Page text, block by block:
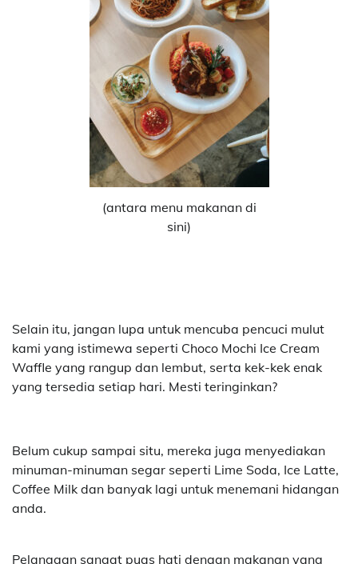
(antara menu makanan di
sini)
Selain itu, jangan lupa untuk mencuba pencuci mulut
kami yang istimewa seperti Choco Mochi Ice Cream
Waffle yang rangup dan lembut, serta kek-kek enak
yang tersedia setiap hari. Mesti teringinkan?
Belum cukup sampai situ, mereka juga menyediakan
minuman-minuman segar seperti Lime Soda, Ice Latte,
Coffee Milk dan banyak lagi untuk menemani hidangan
anda.
Pelanggan sangat puas hati dengan makanan yang